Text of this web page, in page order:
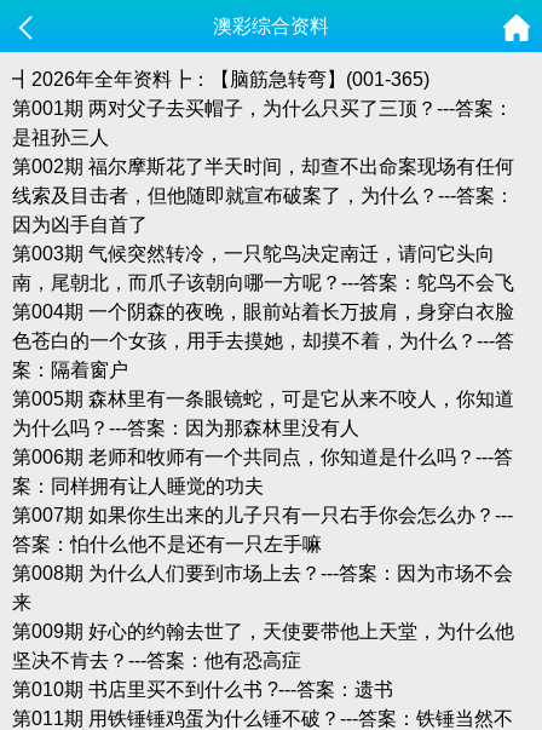
澳彩综合资料
┫2026年全年资料┣：【脑筋急转弯】(001-365)
第001期 两对父子去买帽子，为什么只买了三顶？---答案：
是祖孙三人
第002期 福尔摩斯花了半天时间，却查不出命案现场有任何
线索及目击者，但他随即就宣布破案了，为什么？---答案：
因为凶手自首了
第003期 气候突然转冷，一只鸵鸟决定南迁，请问它头向
南，尾朝北，而爪子该朝向哪一方呢？---答案：鸵鸟不会飞
第004期 一个阴森的夜晚，眼前站着长万披肩，身穿白衣脸
色苍白的一个女孩，用手去摸她，却摸不着，为什么？---答
案：隔着窗户
第005期 森林里有一条眼镜蛇，可是它从来不咬人，你知道
为什么吗？---答案：因为那森林里没有人
第006期 老师和牧师有一个共同点，你知道是什么吗？---答
案：同样拥有让人睡觉的功夫
第007期 如果你生出来的儿子只有一只右手你会怎么办？---
答案：怕什么他不是还有一只左手嘛
第008期 为什么人们要到市场上去？---答案：因为市场不会
来
第009期 好心的约翰去世了，天使要带他上天堂，为什么他
坚决不肯去？---答案：他有恐高症
第010期 书店里买不到什么书 ?---答案：遗书
第011期 用铁锤锤鸡蛋为什么锤不破？---答案：铁锤当然不